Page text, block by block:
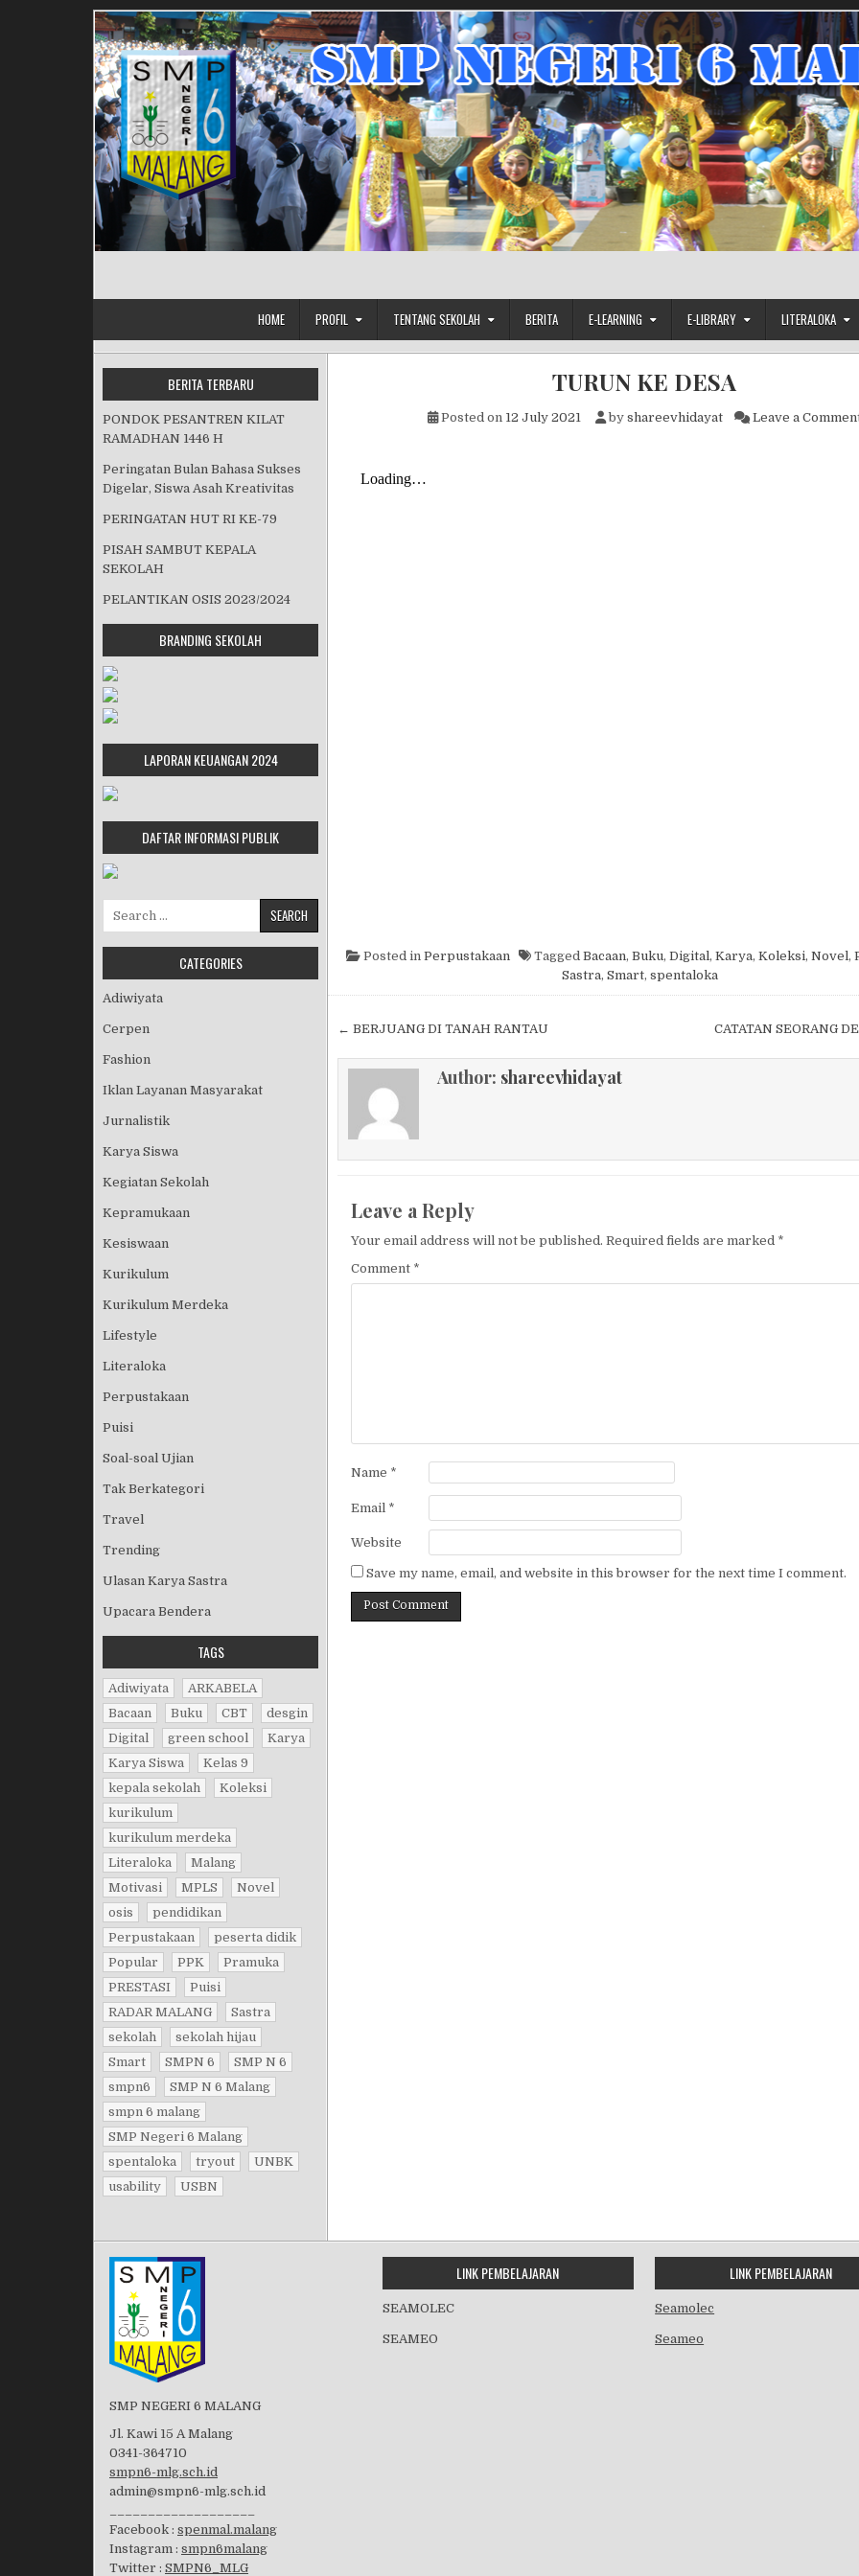
HOME PROFIL TENTANG SEKOLAH BERITA E-LEARNING E-LIBRARY LITERALOKA
TURUN KE DESA
Posted on 12 July 2021 by shareevhidayat Leave a
Posted in Perpustakaan Tagged Bacaan, Buku, Digital, Karya, Koleksi, Novel,
Sastra, Smart, spentaloka
Post navigation CATATAN SEORANG
← BERJUANG DI TANAH RANTAU
Author: shareevhidayat
Leave a Reply
Your email address will not be published. Required fields are marked *
Comment *
Name *
Email *
Website
Save my name, email, and website in this browser for the next time I comment.
BERITA TERBARU
PONDOK PESANTREN KILAT
RAMADHAN 1446 H
Peringatan Bulan Bahasa Sukses
Digelar, Siswa Asah Kreativitas
PERINGATAN HUT RI KE-79
PISAH SAMBUT KEPALA
SEKOLAH
PELANTIKAN OSIS 2023/2024
BRANDING SEKOLAH
LAPORAN KEUANGAN 2024
DAFTAR INFORMASI PUBLIK
Search for:
CATEGORIES
Adiwiyata
Cerpen
Fashion
Iklan Layanan Masyarakat
Jurnalistik
Karya Siswa
Kegiatan Sekolah
Kepramukaan
Kesiswaan
Kurikulum
Kurikulum Merdeka
Lifestyle
Literaloka
Perpustakaan
Puisi
Soal-soal Ujian
Tak Berkategori
Travel
Trending
Ulasan Karya Sastra
Upacara Bendera
TAGS
Adiwiyata
ARKABELA
Bacaan
Buku CBT
desgin
Digital
green school
Karya
Karya Siswa
Kelas 9
kepala sekolah
Koleksi
kurikulum
kurikulum merdeka
Literaloka
Malang
Motivasi
MPLS
Novel
osis
pendidikan
Perpustakaan
peserta didik
Popular
PPK
Pramuka
PRESTASI
Puisi
RADAR MALANG
Sastra
sekolah
sekolah hijau
Smart
SMPN 6
SMP N 6
smpn6
SMP N 6 Malang
smpn 6 malang
SMP Negeri 6 Malang
spentaloka
tryout
UNBK
usability
USBN
SMP NEGERI 6 MALANG
Jl. Kawi 15 A Malang
0341-364710
smpn6-mlg.sch.id
admin@smpn6-mlg.sch.id
Facebook : spenmal.malang
Instagram : smpn6malang
Twitter : SMPN6_MLG
LINK PEMBELAJARAN
SEAMOLEC
SEAMEO
LINK PEMBELAJARAN
Seamolec
Seameo